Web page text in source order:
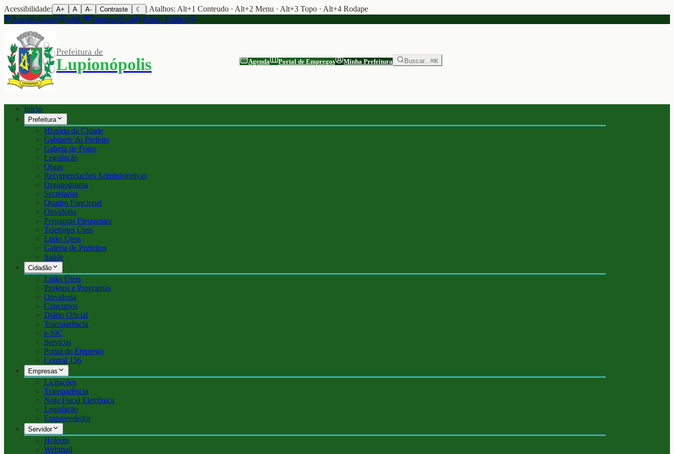
Acessibilidade: A+ A A- Contraste ☾
| Atalhos: Alt+1 Conteudo · Alt+2 Menu · Alt+3 Topo · Alt+4 Rodape
Acessibilidade
e-SIC Transparência Painel Público
Prefeitura de
Lupionópolis Agenda Portal de Empregos Minha Prefeitura Buscar...⌘K
Início
Prefeitura
História da Cidade
Gabinete do Prefeito
Galeria de Fotos
Legislação
Obras
Recomendações Administrativas
Organograma
Secretarias
Quadro Funcional
Ouvidoria
Perguntas Frequentes
Telefones Úteis
Links Úteis
Galeria de Prefeitos
Saúde
Cidadão
Links Úteis
Projetos e Programas
Ouvidoria
Concursos
Diário Oficial
Transparência
e-SIC
Serviços
Portal do Emprego
Central 156
Empresas
Licitações
Transparência
Nota Fiscal Eletrônica
Legislação
Empreendedor
Servidor
Holerite
Webmail